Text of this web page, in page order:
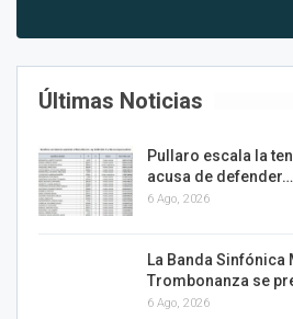
Últimas Noticias
Pullaro escala la
acusa de defender…
6 Ago, 2026
La Banda Sinfónica
Trombonanza se
6 Ago, 2026